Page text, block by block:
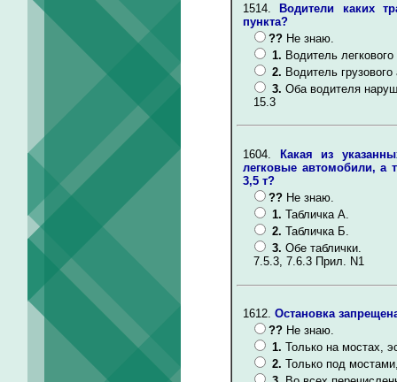
1514.
Водители каких
пункта?
?? Не знаю.
1. Водитель
2. Водитель
3. Оба водителя
15.3
1604.
Какая из
легковые автомобили, а
3,5 т?
?? Не знаю.
1. Табличка А.
2. Табличка Б.
3. Обе таблички.
7.5.3, 7.6.3 Прил. N1
1612. Остановка
?? Не знаю.
1. Только на мостах,
2. Только под